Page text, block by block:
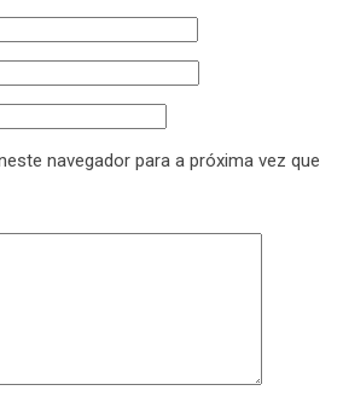
navegador para a próxima vez que